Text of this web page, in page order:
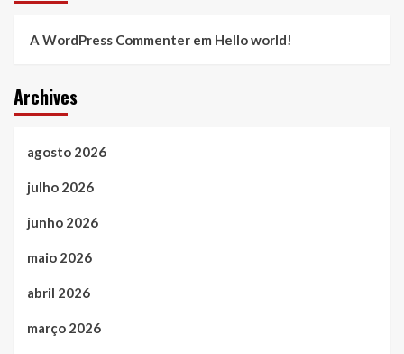
A WordPress Commenter em Hello world!
Archives
agosto 2026
julho 2026
junho 2026
maio 2026
abril 2026
março 2026